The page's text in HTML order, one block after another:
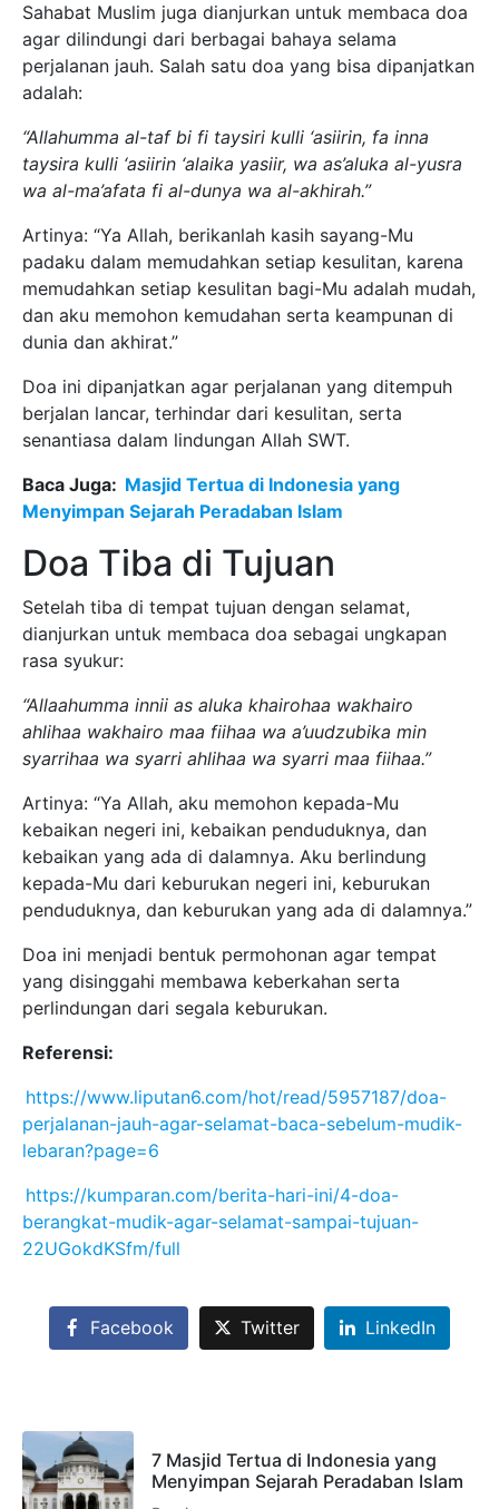
Sahabat Muslim juga dianjurkan untuk membaca doa
agar dilindungi dari berbagai bahaya selama
perjalanan jauh. Salah satu doa yang bisa dipanjatkan
adalah:
“Allahumma al-taf bi fi taysiri kulli ‘asiirin, fa inna
taysira kulli ‘asiirin ‘alaika yasiir, wa as’aluka al-yusra
wa al-ma’afata fi al-dunya wa al-akhirah.”
Artinya: “Ya Allah, berikanlah kasih sayang-Mu
padaku dalam memudahkan setiap kesulitan, karena
memudahkan setiap kesulitan bagi-Mu adalah mudah,
dan aku memohon kemudahan serta keampunan di
dunia dan akhirat.”
Doa ini dipanjatkan agar perjalanan yang ditempuh
berjalan lancar, terhindar dari kesulitan, serta
senantiasa dalam lindungan Allah SWT.
Baca Juga: Masjid Tertua di Indonesia yang
Menyimpan Sejarah Peradaban Islam
Doa Tiba di Tujuan
Setelah tiba di tempat tujuan dengan selamat,
dianjurkan untuk membaca doa sebagai ungkapan
rasa syukur:
“Allaahumma innii as aluka khairohaa wakhairo
ahlihaa wakhairo maa fiihaa wa a’uudzubika min
syarrihaa wa syarri ahlihaa wa syarri maa fiihaa.”
Artinya: “Ya Allah, aku memohon kepada-Mu
kebaikan negeri ini, kebaikan penduduknya, dan
kebaikan yang ada di dalamnya. Aku berlindung
kepada-Mu dari keburukan negeri ini, keburukan
penduduknya, dan keburukan yang ada di dalamnya.”
Doa ini menjadi bentuk permohonan agar tempat
yang disinggahi membawa keberkahan serta
perlindungan dari segala keburukan.
Referensi:
https://www.liputan6.com/hot/read/5957187/doa-
perjalanan-jauh-agar-selamat-baca-sebelum-mudik-
lebaran?page=6
https://kumparan.com/berita-hari-ini/4-doa-
berangkat-mudik-agar-selamat-sampai-tujuan-
22UGokdKSfm/full
Facebook Twitter LinkedIn
7 Masjid Tertua di Indonesia yang
Menyimpan Sejarah Peradaban Islam